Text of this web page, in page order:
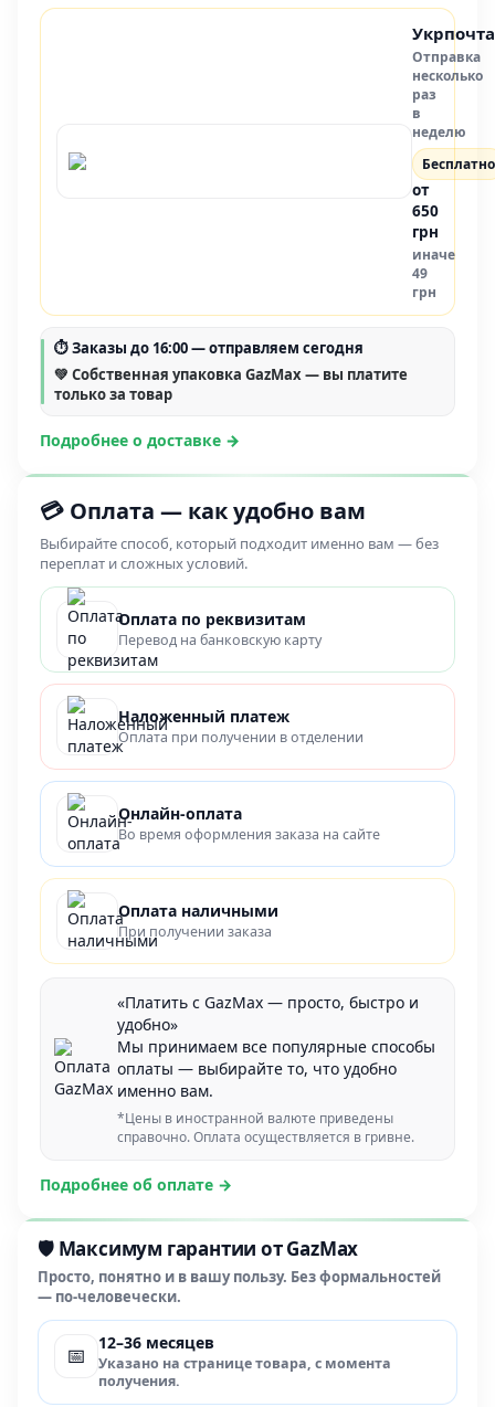
Укрпочта
Отправка
несколько
раз
в
неделю
Бесплатно
от
650
грн
иначе
49
грн
⏱Заказы до 16:00— отправляем сегодня
💚 Собственная упаковка GazMax — вы платите
только за товар
Подробнее о доставке →
💳 Оплата — как удобно вам
Выбирайте способ, который подходит именно вам — без
переплат и сложных условий.
Оплата по реквизитам
Перевод на банковскую карту
Наложенный платеж
Оплата при получении в отделении
Онлайн-оплата
Во время оформления заказа на сайте
Оплата наличными
При получении заказа
«Платить с GazMax — просто, быстро и
удобно»
Мы принимаем все популярные способы
оплаты — выбирайте то, что удобно
именно вам.
*Цены в иностранной валюте приведены
справочно. Оплата осуществляется в гривне.
Подробнее об оплате →
🛡️ Максимум гарантии от GazMax
Просто, понятно и в вашу пользу. Без формальностей
— по-человечески.
📅 12–36 месяцев
Указано на странице товара, с момента
получения.